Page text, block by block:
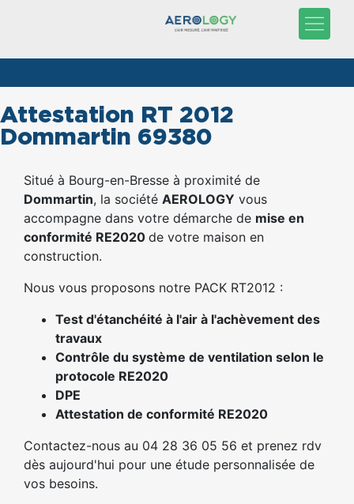
Attestation RT 2012
Dommartin 69380
Situé à Bourg-en-Bresse à proximité de
Dommartin, la société AEROLOGY vous
accompagne dans votre démarche de mise en
conformité RE2020 de votre maison en
construction.
Nous vous proposons notre PACK RT2012 :
Test d'étanchéité à l'air à l'achèvement des
travaux
Contrôle du système de ventilation selon le
protocole RE2020
DPE
Attestation de conformité RE2020
Contactez-nous au 04 28 36 05 56 et prenez rdv
dès aujourd'hui pour une étude personnalisée de
vos besoins.